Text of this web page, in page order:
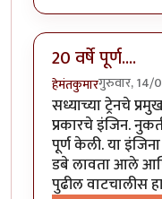
20 वर्षे पूर्ण....
हेमंतकुमारगुरुवार, 14/
सध्याच्या ट्रेनचे
प्रकारचे इंजिन.
पूर्ण केली. या
डबे लावता आले
पुढील वाटचालीस